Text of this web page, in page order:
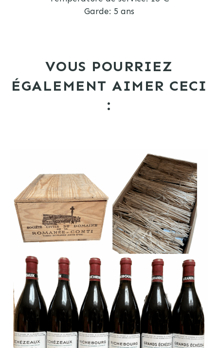
Garde: 5 ans
VOUS POURRIEZ
ÉGALEMENT AIMER CECI
: